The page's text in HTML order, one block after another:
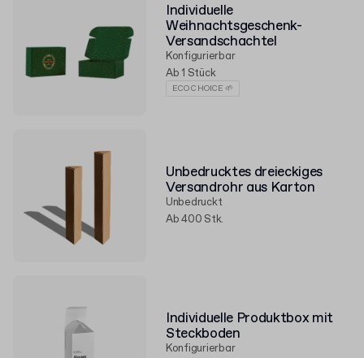
Individuelle
Weihnachtsgeschenk-
Versandschachtel
Konfigurierbar
Ab 1 Stück
ECO CHOICE 🌱
Unbedrucktes dreieckiges
Versandrohr aus Karton
Unbedruckt
Ab 400 Stk.
Individuelle Produktbox mit
Steckboden
Konfigurierbar